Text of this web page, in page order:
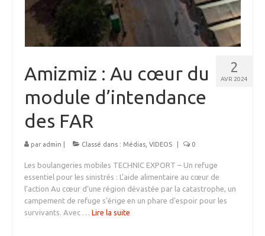
2
AVR 2024
Amizmiz : Au cœur du
module d’intendance
des FAR
par admin Classé dans : Médias VIDEOS 0
Les boulangeries mobiles TECHNIC EXPORT – Un refuge
essentiel pour les sinistrés : L’aide alimentaire au cœur de
l’action Au cœur d’une région dévastée par la catastrophe, un
campement de refuge s’érige en un phare d’espoir pour les
survivants. Avec … Lire la suite­­